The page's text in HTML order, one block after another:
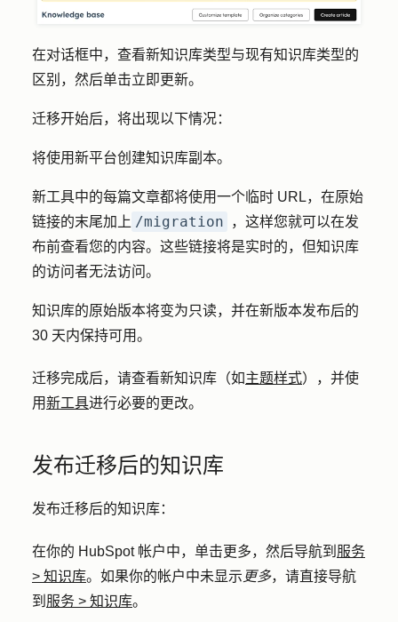
在对话框中，查看新知识库类型与现有知识库类型的
区别，然后单击立即更新。
迁移开始后，将出现以下情况：
将使用新平台创建知识库副本。
新工具中的每篇文章都将使用一个临时 URL，在原始
链接的末尾加上 /migration
，这样您就可以在发
布前查看您的内容。这些链接将是实时的，但知识库
的访问者无法访问。
知识库的原始版本将变为只读，并在新版本发布后的
30 天内保持可用。
迁移完成后，请查看新知识库（如主题样式），并使
用新工具进行必要的更改。
发布迁移后的知识库
发布迁移后的知识库：
在你的 HubSpot 帐户中，单击更多，然后导航到 服务
> 知识库。如果你的帐户中未显示 更多，请直接导航
到 服务 > 知识库。